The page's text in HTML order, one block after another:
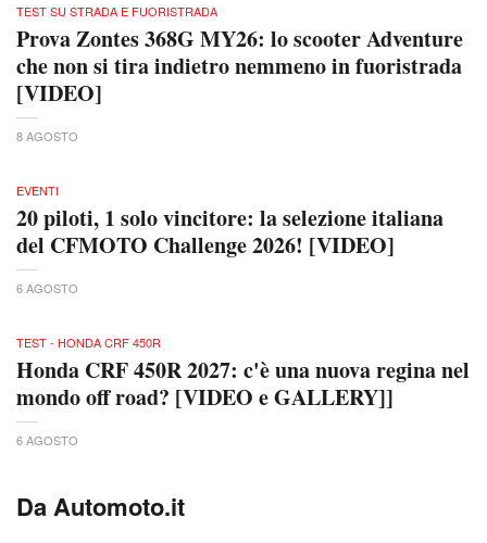
TEST SU STRADA E FUORISTRADA
Prova Zontes 368G MY26: lo scooter Adventure
che non si tira indietro nemmeno in fuoristrada
[VIDEO]
8 AGOSTO
EVENTI
20 piloti, 1 solo vincitore: la selezione italiana
del CFMOTO Challenge 2026! [VIDEO]
6 AGOSTO
TEST - HONDA CRF 450R
Honda CRF 450R 2027: c'è una nuova regina nel
mondo off road? [VIDEO e GALLERY]]
6 AGOSTO
Da Automoto.it